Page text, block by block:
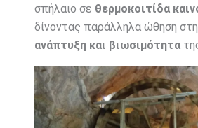
σπήλαιο σε θερμοκοιτίδα
δίνοντας παράλληλα ώθηση
ανάπτυξη και βιωσιμότητα